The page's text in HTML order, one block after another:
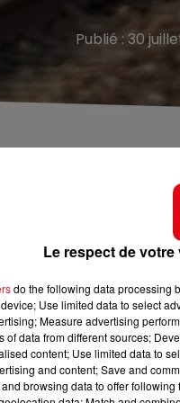
Publié : 30
dans la zone
Marckois de 65 ans
interrompu
Le respect de
do the following data processing
Use limited data to select
Measure advertising
of data from different sources;
content; Use limited data to
and content; Save and
browsing data to offer